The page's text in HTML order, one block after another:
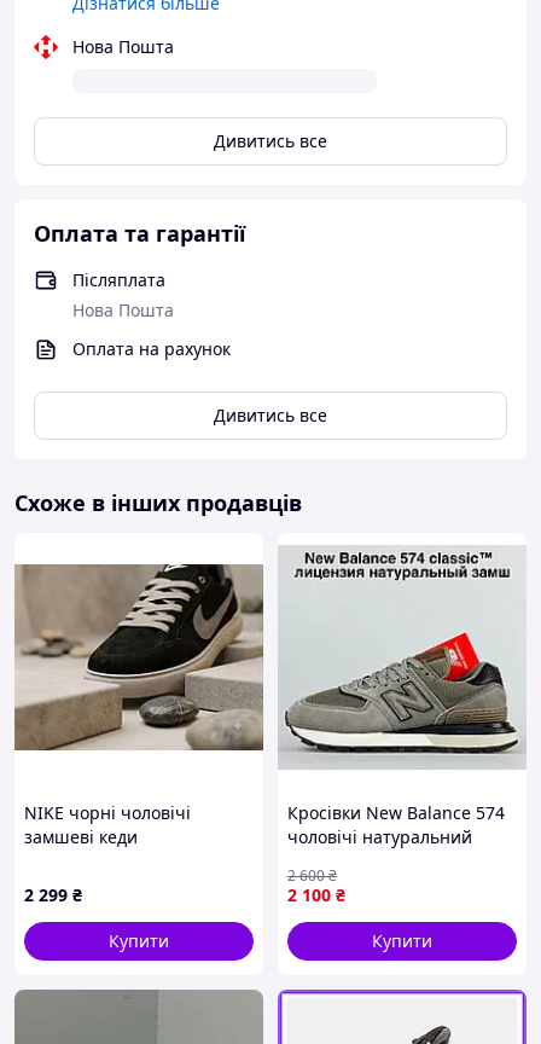
Нова Пошта
Дивитись все
Оплата та гарантії
Післяплата
Нова Пошта
Оплата на рахунок
Дивитись все
Схоже в інших продавців
NIKE чорні чоловічі
замшеві кеди
2 299 ₴
Купити
Кросівки New Balance 574
чоловічі натуральний
2 100 ₴
2 600₴
Купити